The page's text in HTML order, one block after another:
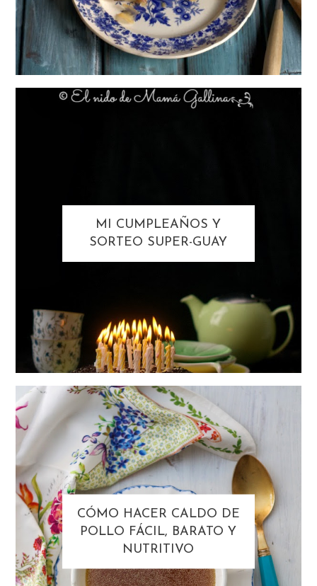
MI CUMPLEAÑOS Y
SORTEO SUPER-GUAY
CÓMO HACER CALDO DE
POLLO FÁCIL, BARATO Y
NUTRITIVO